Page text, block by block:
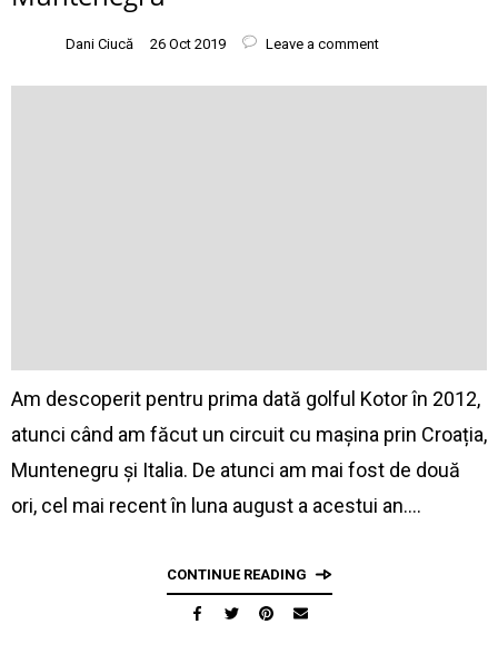
Dani Ciucă 26 Oct 2019 Leave a comment
Am descoperit pentru prima dată golful Kotor în 2012,
atunci când am făcut un circuit cu mașina prin Croația,
Muntenegru și Italia. De atunci am mai fost de două
ori, cel mai recent în luna august a acestui an.…
CONTINUE READING